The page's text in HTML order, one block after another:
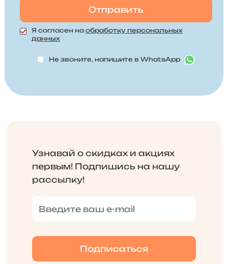
Я согласен на обработку персональных
данных
Не звоните, напишите в WhatsApp
Узнавай о скидках и акциях
первым! Подпишись на нашу
рассылку!